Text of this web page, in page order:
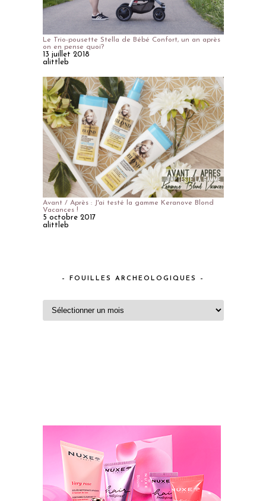
Le Trio-pousette Stella de Bébé Confort, un an après
on en pense quoi?
13 juillet 2018
alittleb
Avant / Après : J'ai testé la gamme Keranove Blond
Vacances !
5 octobre 2017
alittleb
– FOUILLES ARCHEOLOGIQUES –